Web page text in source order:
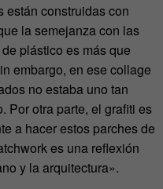
están construidas con
la semejanza con las
plástico es más que
embargo, en ese collage
no estaba uno tan
Por otra parte, el grafiti es
a hacer estos parches de
es una reflexión
y la arquitectura».